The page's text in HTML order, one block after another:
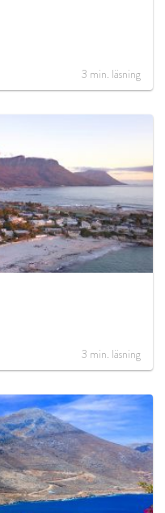
3 min. läsning
3 min. läsning